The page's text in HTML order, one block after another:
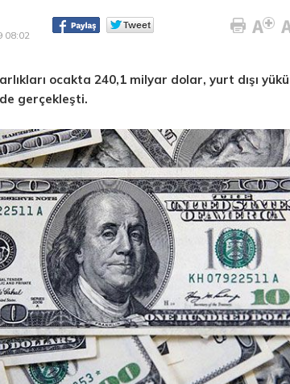
08:02
ocakta 240,1 milyar dolar, yurt dışı
gerçekleşti.